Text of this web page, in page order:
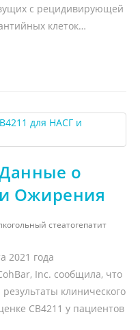
с рецидивирующей
клеток…
о
Ожирения
стеатогепатит
2021 года
Inc. сообщила, что
клинического
CB4211 у пациентов